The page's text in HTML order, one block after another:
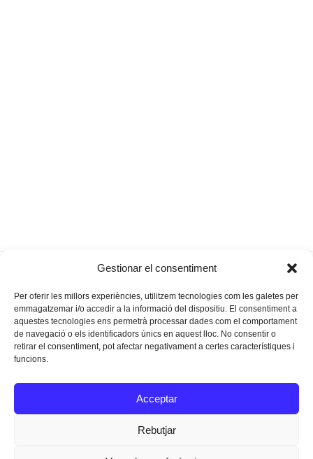
Gestionar el consentiment
Per oferir les millors experiències, utilitzem tecnologies com les galetes per
emmagatzemar i/o accedir a la informació del dispositiu. El consentiment a
aquestes tecnologies ens permetrà processar dades com el comportament
de navegació o els identificadors únics en aquest lloc. No consentir o
retirar el consentiment, pot afectar negativament a certes característiques i
funcions.
Acceptar
Rebutjar
d’Orient a Manacor
next
seves noves pistes de tennis
Instagram
Facebook
Twitter
Texts Legals